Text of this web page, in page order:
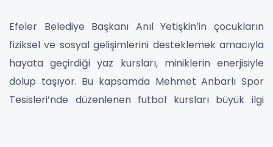
Efeler Belediye Başkanı Anıl Yetişkin’in çocukların
fiziksel ve sosyal gelişimlerini desteklemek amacıyla
hayata geçirdiği yaz kursları, miniklerin enerjisiyle
dolup taşıyor. Bu kapsamda Mehmet Anbarlı Spor
Tesisleri’nde düzenlenen futbol kursları büyük ilgi